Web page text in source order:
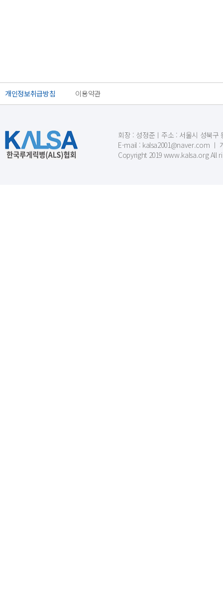
개인정보취급방침 이용약관
회장 : 성정준ㅣ주소 : 서울시 성북구
E-mail : kalsa2001@naver.com ㅣ
Copyright 2019 www.kalsa.org All